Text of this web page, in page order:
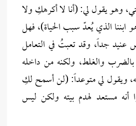
وهو يقول لي: (أنا لا أكرهكِ ولا
ابننا الذي يُعدّ سبب الحياة)، فهل
جداً، وقد تعبتُ في التعامل
والغلط، ولكنه من داخله
ويقول لي متوعداً: (لن أسمح لكِ
أنه مستعد لهدم بيته ولكن ليس